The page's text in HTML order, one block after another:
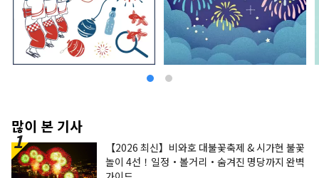
많이 본 기사
【2026 최신】비와호 대불꽃축제 & 시가현 불꽃
놀이 4선！일정・볼거리・숨겨진 명당까지 완벽